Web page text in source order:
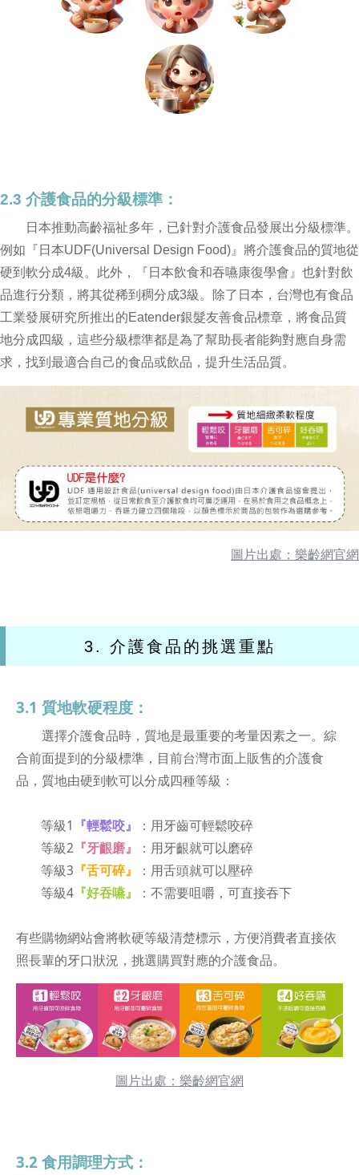
2.3 介護食品的分級標準：
日本推動高齡福祉多年，已針對介護食品發展出分級標準。
例如『日本UDF(Universal Design Food)』將介護食品的質地從
硬到軟分成4級。此外，『日本飲食和吞嚥康復學會』也針對飲
品進行分類，將其從稀到稠分成3級。除了日本，台灣也有食品
工業發展研究所推出的Eatender銀髮友善食品標章，將食品質
地分成四級，這些分級標準都是為了幫助長者能夠對應自身需
求，找到最適合自己的食品或飲品，提升生活品質。
圖片出處：樂齡網官網
3. 介護食品的挑選重點
3.1 質地軟硬程度：
選擇介護食品時，質地是最重要的考量因素之一。綜
合前面提到的分級標準，目前台灣市面上販售的介護食
品，質地由硬到軟可以分成四種等級：
等級1 『輕鬆咬』
：用牙齒可輕鬆咬碎
等級2 『牙齦磨』
：用牙齦就可以磨碎
等級3 『舌可碎』
：用舌頭就可以壓碎
等級4 『好吞嚥』 ：不需要咀嚼，可直接吞下
有些購物網站會將軟硬等級清楚標示，方便消費者直接依
照長輩的牙口狀況，挑選購買對應的介護食品。
圖片出處：樂齡網官網
3.2 食用調理方式：